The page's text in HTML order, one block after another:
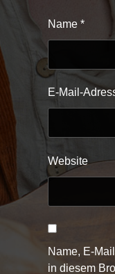
Name *
E-Mail-
Website
Name, E-
in diesem